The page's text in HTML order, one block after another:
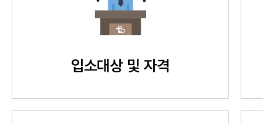
입소대상 및 자격